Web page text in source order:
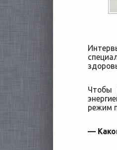
Чтобы
режим
—